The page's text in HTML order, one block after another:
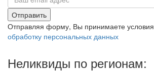
Отправить
Отправляя форму, Вы принимаете условия
обработку персональных данных
Неликвиды по регионам: